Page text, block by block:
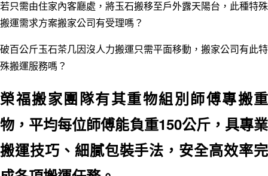
若只需由住家內客廳處，將玉石搬移至戶外露天陽台，此種特殊
搬運需求方案搬家公司有受理嗎？
破百公斤玉石茶几因沒人力搬運只需平面移動，搬家公司有此特
殊搬運服務嗎？
榮福搬家團隊有其重物組別師傅專搬重
物，平均每位師傅能負重150公斤，具專業
搬運技巧、細膩包裝手法，安全高效率完